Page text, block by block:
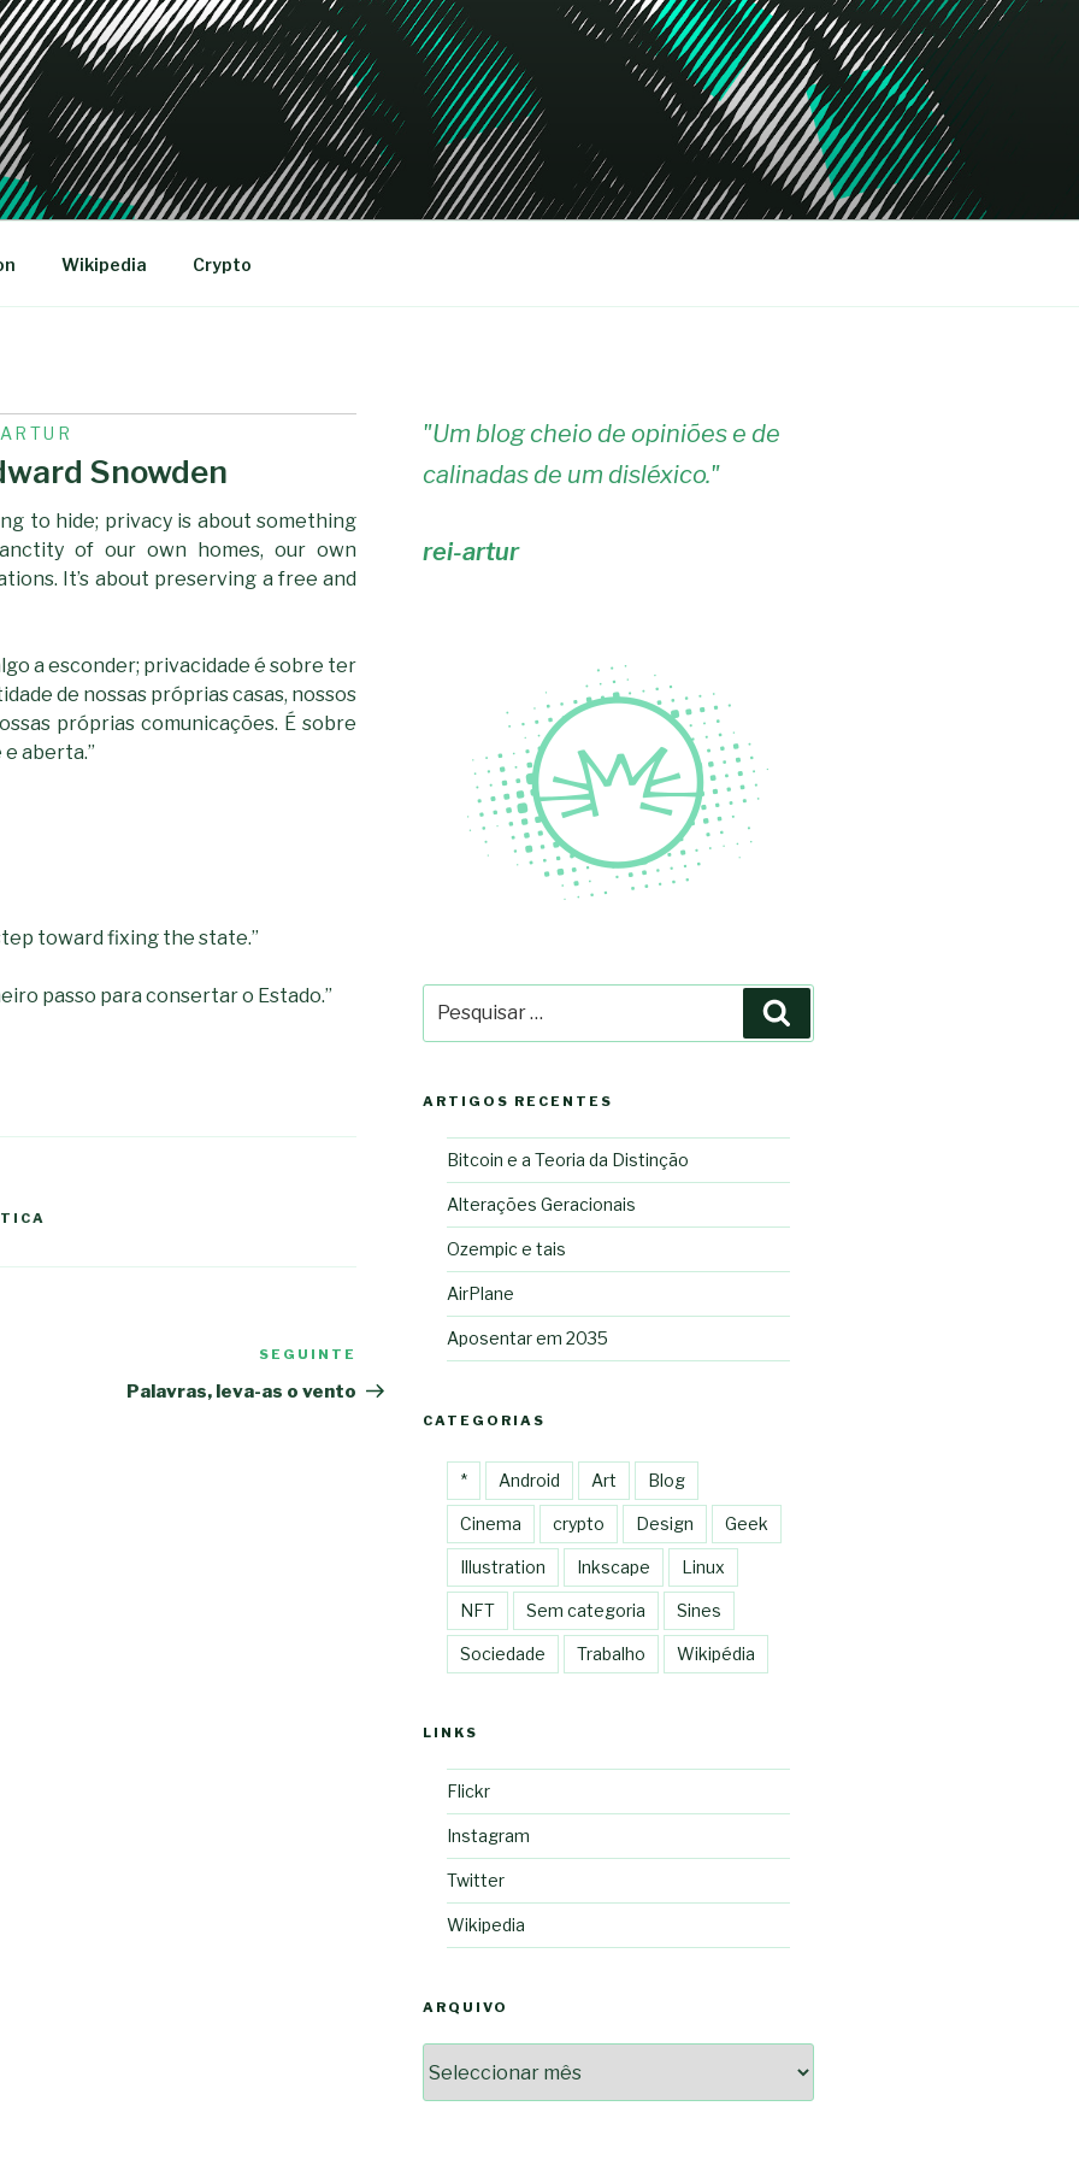
Wikipedia Crypto
Snowden
to hide; privacy is about something
of our own homes, our own
It’s about preserving a free and
a esconder; privacidade é sobre ter
de nossas próprias casas, nossos
próprias comunicações. É sobre
aberta.”
toward fixing the state.”
passo para consertar o Estado.”
Conteúdo
seguinte
SEGUINTE
Palavras, leva-as o vento
"Um blog cheio de opiniões e de
calinadas de um disléxico."
rei-artur
por:
ARTIGOS RECENTES
Bitcoin e a Teoria da Distinção
Alterações Geracionais
Ozempic e tais
AirPlane
Aposentar em 2035
CATEGORIAS
* Android Art Blog
Cinema crypto Design Geek
Illustration Inkscape Linux
NFT Sem categoria Sines
Sociedade Trabalho Wikipédia
LINKS
Flickr
Instagram
Twitter
Wikipedia
ARQUIVO